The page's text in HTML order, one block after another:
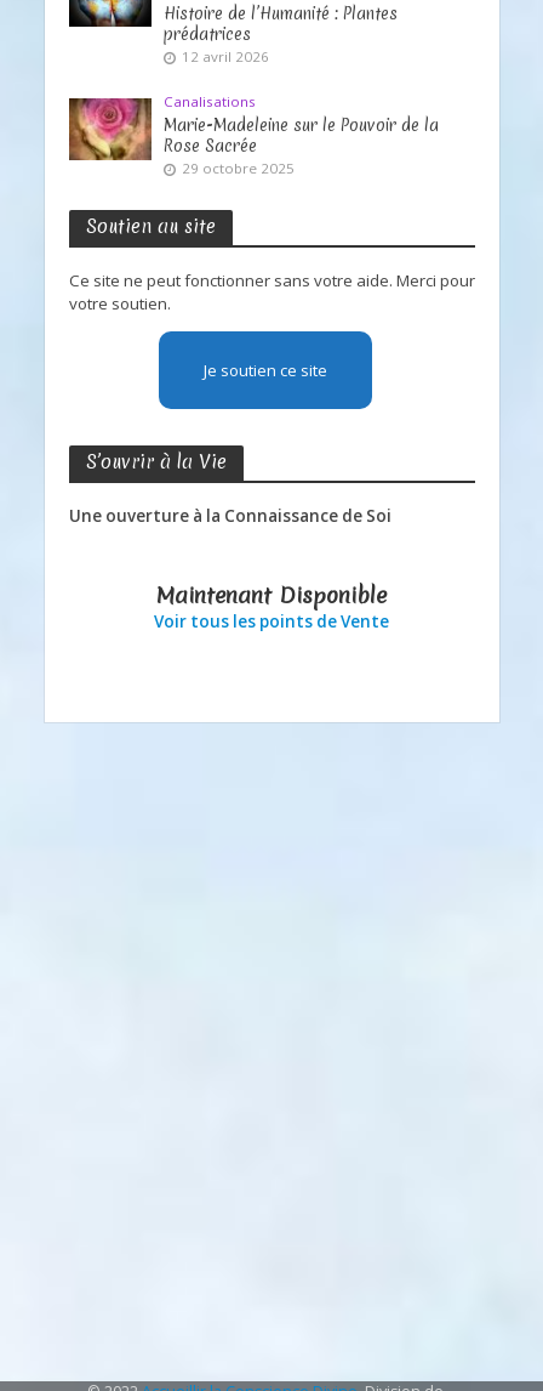
Histoire de l’Humanité : Plantes
prédatrices
12 avril 2026
Canalisations
Marie-Madeleine sur le Pouvoir de la
Rose Sacrée
29 octobre 2025
Soutien au site
Ce site ne peut fonctionner sans votre aide. Merci pour
votre soutien.
Je soutien ce site
S’ouvrir à la Vie
Une ouverture à la Connaissance de Soi
Maintenant Disponible
Voir tous les points de Vente